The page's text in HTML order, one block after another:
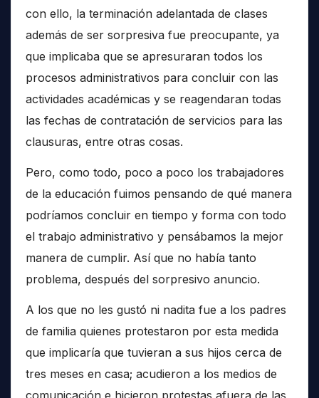
con ello, la terminación adelantada de clases
además de ser sorpresiva fue preocupante, ya
que implicaba que se apresuraran todos los
procesos administrativos para concluir con las
actividades académicas y se reagendaran todas
las fechas de contratación de servicios para las
clausuras, entre otras cosas.
Pero, como todo, poco a poco los trabajadores
de la educación fuimos pensando de qué manera
podríamos concluir en tiempo y forma con todo
el trabajo administrativo y pensábamos la mejor
manera de cumplir. Así que no había tanto
problema, después del sorpresivo anuncio.
A los que no les gustó ni nadita fue a los padres
de familia quienes protestaron por esta medida
que implicaría que tuvieran a sus hijos cerca de
tres meses en casa; acudieron a los medios de
comunicación e hicieron protestas afuera de las